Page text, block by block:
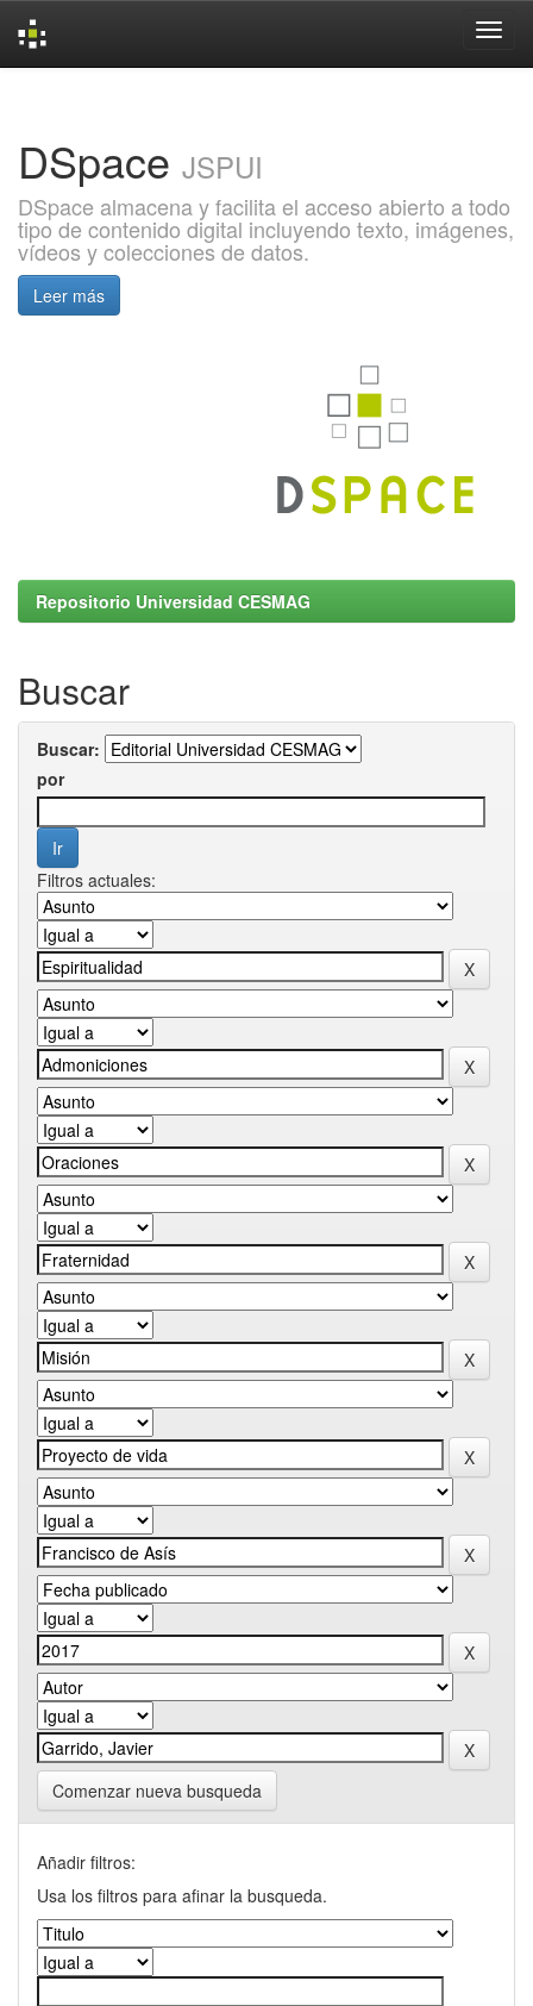
DSpace JSPUI
DSpace almacena y facilita el acceso abierto a todo
tipo de contenido digital incluyendo texto, imágenes,
vídeos y colecciones de datos.
Leer más
Repositorio Universidad CESMAG
Buscar
Buscar:
por
Filtros actuales:
Comenzar nueva busqueda
Añadir filtros:
Usa los filtros para afinar la busqueda.